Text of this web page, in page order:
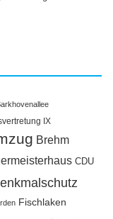
IX
Brehm
CDU
Fischlaken